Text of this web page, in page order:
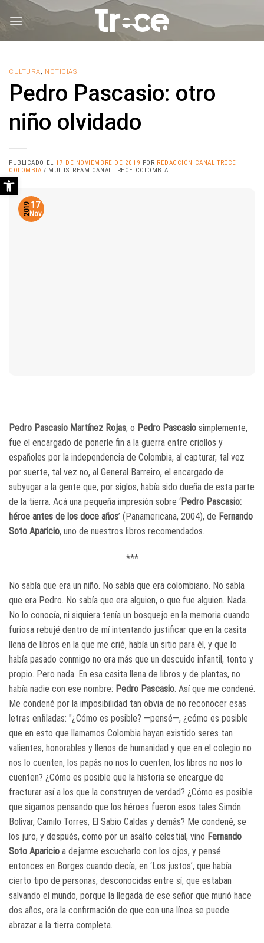
CULTURA, NOTICIAS
Pedro Pascasio: otro
niño olvidado
PUBLICADO EL 17 DE NOVIEMBRE DE 2019 POR REDACCIÓN CANAL TRECE
COLOMBIA / MULTISTREAM CANAL TRECE COLOMBIA
17
Nov
2019
Pedro Pascasio Martínez Rojas, o Pedro Pascasio simplemente,
fue el encargado de ponerle fin a la guerra entre criollos y
españoles por la independencia de Colombia, al capturar, tal vez
por suerte, tal vez no, al General Barreiro, el encargado de
subyugar a la gente que, por siglos, había sido dueña de esta parte
de la tierra. Acá una pequeña impresión sobre ‘Pedro Pascasio:
héroe antes de los doce años’ (Panamericana, 2004), de Fernando
Soto Aparicio, uno de nuestros libros recomendados.
***
No sabía que era un niño. No sabía que era colombiano. No sabía
que era Pedro. No sabía que era alguien, o que fue alguien. Nada.
No lo conocía, ni siquiera tenía un bosquejo en la memoria cuando
furiosa rebujé dentro de mí intentando justificar que en la casita
llena de libros en la que me crié, había un sitio para él, y que lo
había pasado conmigo no era más que un descuido infantil, tonto y
propio. Pero nada. En esa casita llena de libros y de plantas, no
había nadie con ese nombre: Pedro Pascasio. Así que me condené.
Me condené por la imposibilidad tan obvia de no reconocer esas
letras enfiladas: "¿Cómo es posible? —pensé—, ¿cómo es posible
que en esto que llamamos Colombia hayan existido seres tan
valientes, honorables y llenos de humanidad y que en el colegio no
nos lo cuenten, los papás no nos lo cuenten, los libros no nos lo
cuenten? ¿Cómo es posible que la historia se encargue de
fracturar así a los que la construyen de verdad? ¿Cómo es posible
que sigamos pensando que los héroes fueron esos tales Simón
Bolívar, Camilo Torres, El Sabio Caldas y demás? Me condené, se
los juro, y después, como por un asalto celestial, vino Fernando
Soto Aparicio a dejarme escucharlo con los ojos, y pensé
entonces en Borges cuando decía, en ‘Los justos’, que había
cierto tipo de personas, desconocidas entre sí, que estaban
salvando el mundo, porque la llegada de ese señor que murió hace
dos años, era la confirmación de que con una línea se puede
abrazar a la tierra completa.
Abrir barra de herramientas